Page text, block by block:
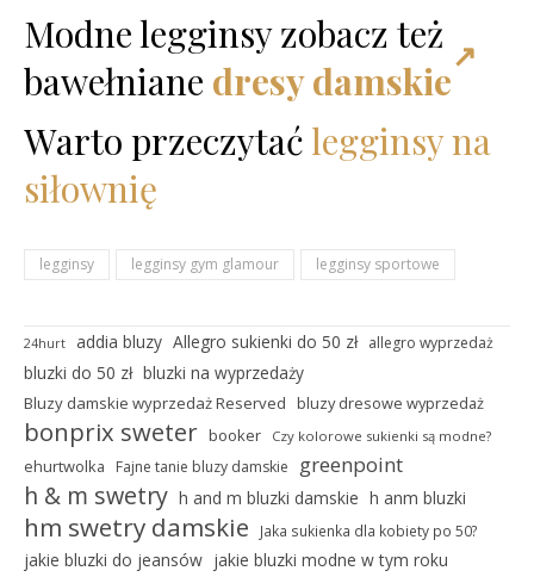
Modne legginsy zobacz też
bawełniane dresy damskie
Warto przeczytaćlegginsy na
siłownię
legginsy legginsy gym glamour legginsy sportowe
24hurt addia bluzy Allegro sukienki do 50 zł allegro wyprzedaż
bluzki do 50 zł bluzki na wyprzedaży
Bluzy damskie wyprzedaż Reserved bluzy dresowe wyprzedaż
bonprix sweter booker Czy kolorowe sukienki są modne?
ehurtwolka Fajne tanie bluzy damskie greenpoint
h & m swetry h and m bluzki damskie h anm bluzki
hm swetry damskie Jaka sukienka dla kobiety po 50?
jakie bluzki do jeansów jakie bluzki modne w tym roku